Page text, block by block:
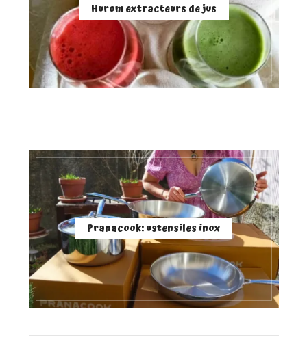
Hurom extracteurs de jus
Pranacook: ustensiles inox